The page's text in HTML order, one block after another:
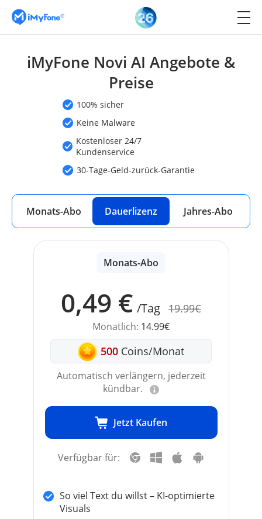
iMyFone Novi AI Angebote &
Preise
100% sicher
Keine Malware
Kostenloser 24/7
Kundenservice
30-Tage-Geld-zurück-Garantie
Monats-Abo Dauerlizenz Jahres-Abo
Monats-Abo
0,49 € /Tag 19.99€
Monatlich: 14.99€
500 Coins/Monat
Automatisch verlängern, jederzeit
kündbar.
Jetzt Kaufen
Verfügbar für:
So viel Text du willst – KI-optimierte
Visuals